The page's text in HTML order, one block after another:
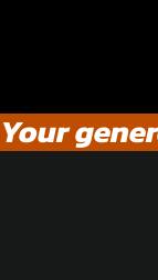
Your